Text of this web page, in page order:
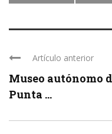
Artículo anterior
Museo autónomo
Punta ...